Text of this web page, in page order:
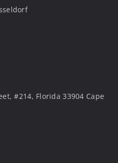
#214, Florida 33904 Cape